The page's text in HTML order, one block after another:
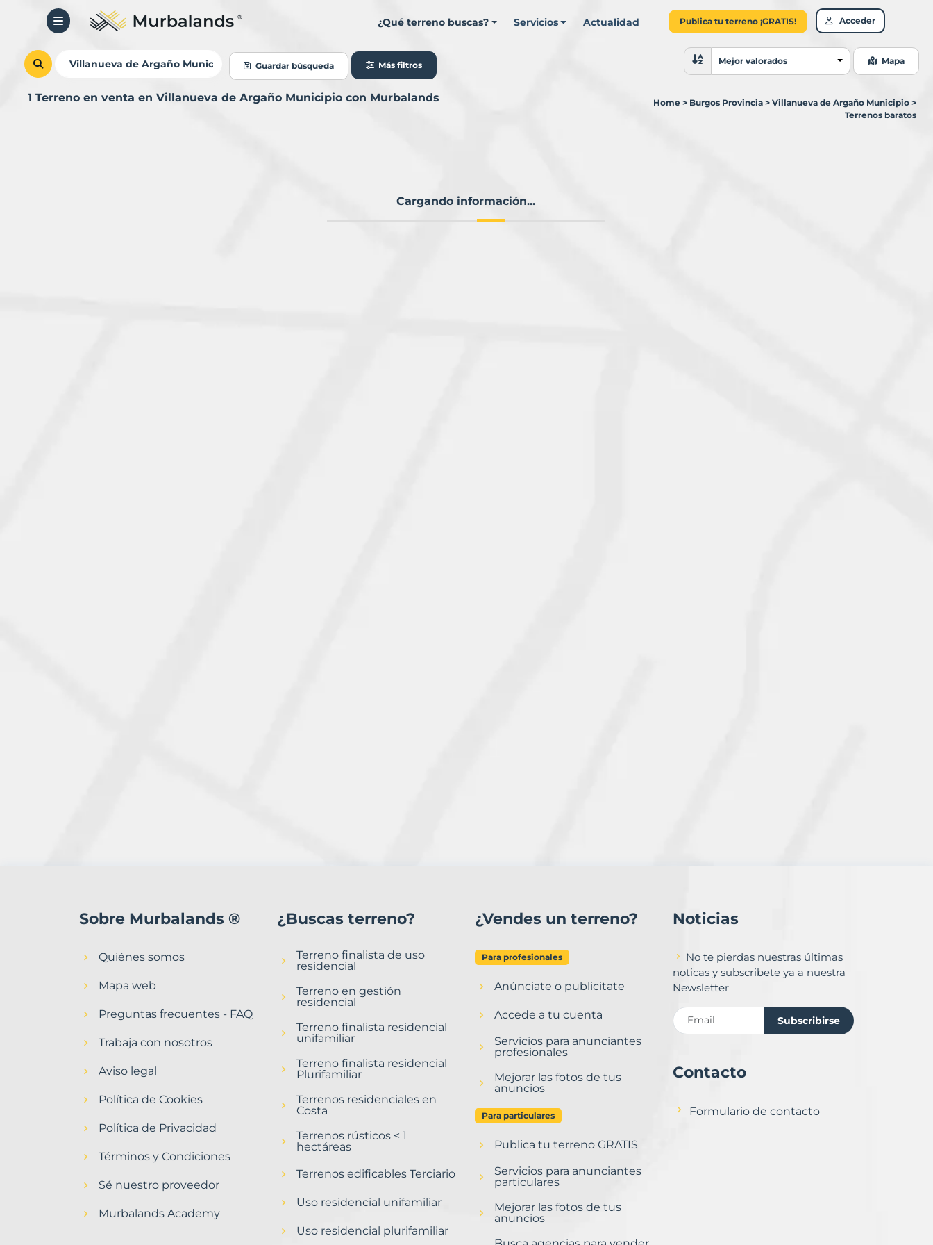
¿Qué terreno buscas? Servicios Actualidad Publica tu terreno ¡GRATIS! Acceder
Guardar búsqueda Más filtros
Ordenar resultados
Mejor valorados Mapa
1 Terreno en venta en Villanueva de Argaño Municipio con Murbalands Home > Burgos Provincia > Villanueva de Argaño Municipio >
Terrenos baratos
Cargando información...
Villanueva
Murbalands
Sobre Murbalands ®
Quiénes somos
Mapa web
Preguntas frecuentes - FAQ
Trabaja con nosotros
Aviso legal
Política de Cookies
Política de Privacidad
Términos y Condiciones
Sé nuestro proveedor
Murbalands Academy
¿Buscas terreno?
Terreno finalista de uso
residencial
Terreno en gestión
residencial
Terreno finalista residencial
unifamiliar
Terreno finalista residencial
Plurifamiliar
Terrenos residenciales en
Costa
Terrenos rústicos < 1
hectáreas
Terrenos edificables Terciario
Uso residencial unifamiliar
Uso residencial plurifamiliar
¿Vendes un terreno?
Para profesionales
Anúnciate o publicitate
Accede a tu cuenta
Servicios para anunciantes
profesionales
Mejorar las fotos de tus
anuncios
Para particulares
Publica tu terreno GRATIS
Servicios para anunciantes
particulares
Mejorar las fotos de tus
anuncios
Noticias
No te pierdas nuestras últimas
noticas y subscribete ya a nuestra
Newsletter
Subscribirse
Contacto
Formulario de contacto